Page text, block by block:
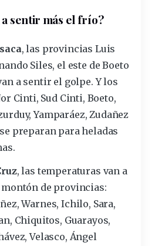
sentir más el frío?
, las provincias Luis
Siles, el este de Boeto
a sentir el golpe. Y los
Cinti, Sud Cinti, Boeto,
Yamparáez, Zudañez
preparan para heladas
, las temperaturas van a
montón de provincias:
Warnes, Ichilo, Sara,
Chiquitos, Guarayos,
Velasco, Ángel